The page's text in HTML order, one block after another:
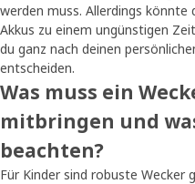
werden muss. Allerdings könnte
Akkus zu einem ungünstigen
du ganz nach deinen
entscheiden.
Was muss ein
mitbringen und
beachten?
Für Kinder sind robuste Wecker